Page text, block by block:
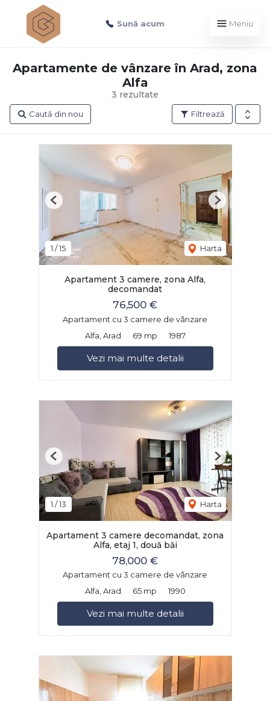
Sună acum Meniu
3 rezultate
Apartamente de vânzare în Arad, zona
Alfa
Filtrează
Caută din nou
1 /15 Harta
Previous Next
Apartament 3 camere, zona Alfa,
decomandat
76,500 €
Apartament cu 3 camere de vânzare
Alfa, Arad
69 mp 1987
Vezi mai multe detalii
1 /13 Harta
Previous Next
Apartament 3 camere decomandat, zona
Alfa, etaj 1, două băi
78,000 €
Apartament cu 3 camere de vânzare
Alfa, Arad
65 mp 1990
Vezi mai multe detalii